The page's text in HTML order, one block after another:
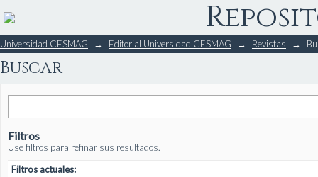
Buscar
Universidad CESMAG → Editorial Universidad CESMAG → Revistas →
Buscar
Filtros
Use filtros para refinar sus resultados.
Filtros actuales: